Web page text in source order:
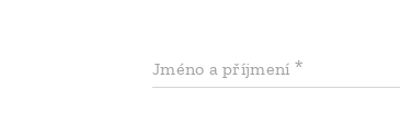
Jméno a příjmení